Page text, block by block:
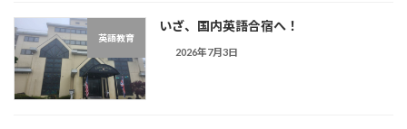
英語教育
いざ、国内英語合宿へ！
2026年7月3日